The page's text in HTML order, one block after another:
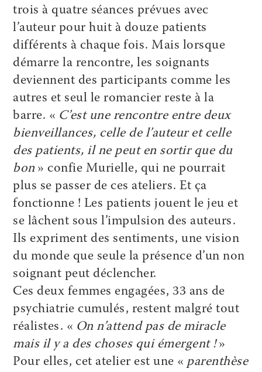
trois à quatre séances prévues avec
l’auteur pour huit à douze patients
différents à chaque fois. Mais lorsque
démarre la rencontre, les soignants
deviennent des participants comme les
autres et seul le romancier reste à la
barre. « C’est une rencontre entre deux
bienveillances, celle de l’auteur et celle
des patients, il ne peut en sortir que du
bon » confie Murielle, qui ne pourrait
plus se passer de ces ateliers. Et ça
fonctionne ! Les patients jouent le jeu et
se lâchent sous l’impulsion des auteurs.
Ils expriment des sentiments, une vision
du monde que seule la présence d’un non
soignant peut déclencher.
Ces deux femmes engagées, 33 ans de
psychiatrie cumulés, restent malgré tout
réalistes. « On n’attend pas de miracle
mais il y a des choses qui émergent !»
Pour elles, cet atelier est une « parenthèse